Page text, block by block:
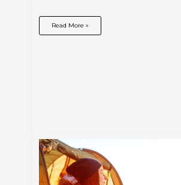
Coolers
vs
Read More »